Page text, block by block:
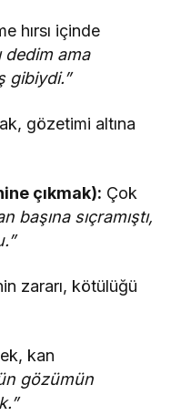
hırsı içinde
dedim ama
gibiydi.”
gözetimi altına
çıkmak): Çok
başına sıçramıştı,
zararı, kötülüğü
kan
gözümün